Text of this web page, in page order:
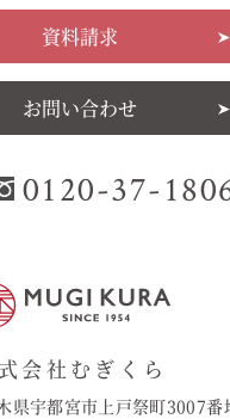
0120-37-
資料請求
お問い合わせ
会社むぎくら
県宇都宮市上戸祭町3007番